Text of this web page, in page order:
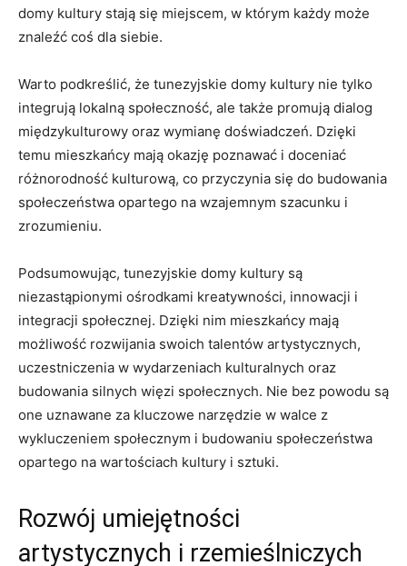
domy kultury⁤ stają się miejscem, w którym każdy może
znaleźć coś dla siebie.
Warto podkreślić,⁢ że tunezyjskie domy kultury nie tylko
integrują ‌lokalną społeczność, ale ⁢także promują dialog
międzykulturowy oraz wymianę doświadczeń. Dzięki
temu mieszkańcy mają⁣ okazję poznawać i doceniać
różnorodność kulturową, ⁣co przyczynia się do‌ budowania
‍społeczeństwa opartego na wzajemnym szacunku i
zrozumieniu.
Podsumowując, tunezyjskie domy kultury są
niezastąpionymi ośrodkami kreatywności, innowacji i
integracji społecznej. Dzięki nim​ mieszkańcy mają​
możliwość rozwijania swoich talentów artystycznych,
uczestniczenia w wydarzeniach kulturalnych oraz
budowania silnych więzi społecznych. Nie bez powodu są⁤
one uznawane za kluczowe narzędzie w walce z
wykluczeniem społecznym i budowaniu społeczeństwa
opartego na wartościach kultury i sztuki.
Rozwój umiejętności⁤
artystycznych‌ i rzemieślniczych